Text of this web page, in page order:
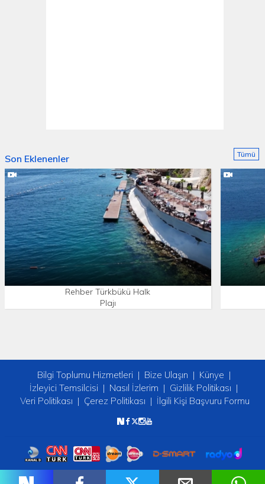
Son Eklenenler
Rehber Türkbükü Halk
Plajı
Tümü
Bilgi Toplumu Hizmetleri Bize Ulaşın
Künye
İzleyici Temsilcisi
Nasıl İzlerim
Gizlilik Politikası
Veri Politikası
Çerez Politikası İlgili Kişi Başvuru Formu